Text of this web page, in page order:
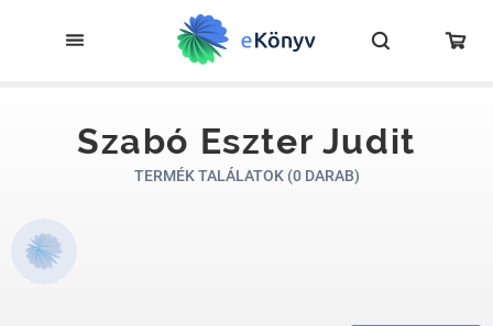
Szabó Eszter Judit
TERMÉK TALÁLATOK (0 DARAB)